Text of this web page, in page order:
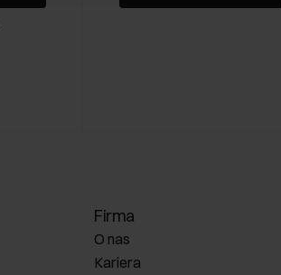
Firma
O nas
Kariera